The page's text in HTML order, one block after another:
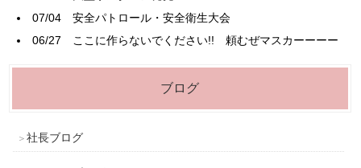
07/04安全パトロール・安全衛生大会
06/27 ここに作らないでください!! 頼むぜマスカーーーー
ブログ
社長ブログ